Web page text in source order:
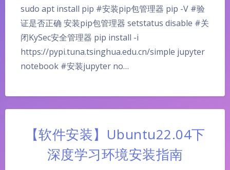
sudo apt install pip #安装pip包管理器 pip -V #验
证是否正确 安装pip包管理器 setstatus disable #关
闭KySec安全管理器 pip install -i
https://pypi.tuna.tsinghua.edu.cn/simple jupyter
notebook #安装jupyter no…
【软件安装】Ubuntu22.04下
深度学习环境安装指南